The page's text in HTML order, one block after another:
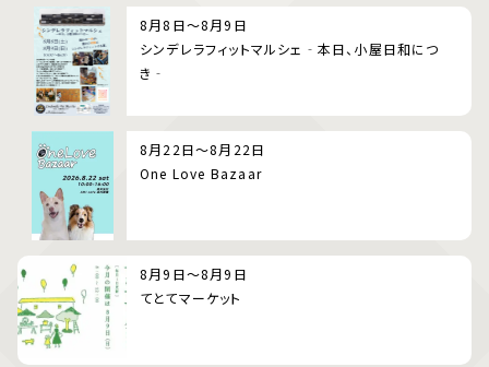
8月8日～8月9日
シンデレラフィットマルシェ‐本日、小屋日和につ
き‐
8月22日～8月22日
One Love Bazaar
8月9日～8月9日
てとてマーケット